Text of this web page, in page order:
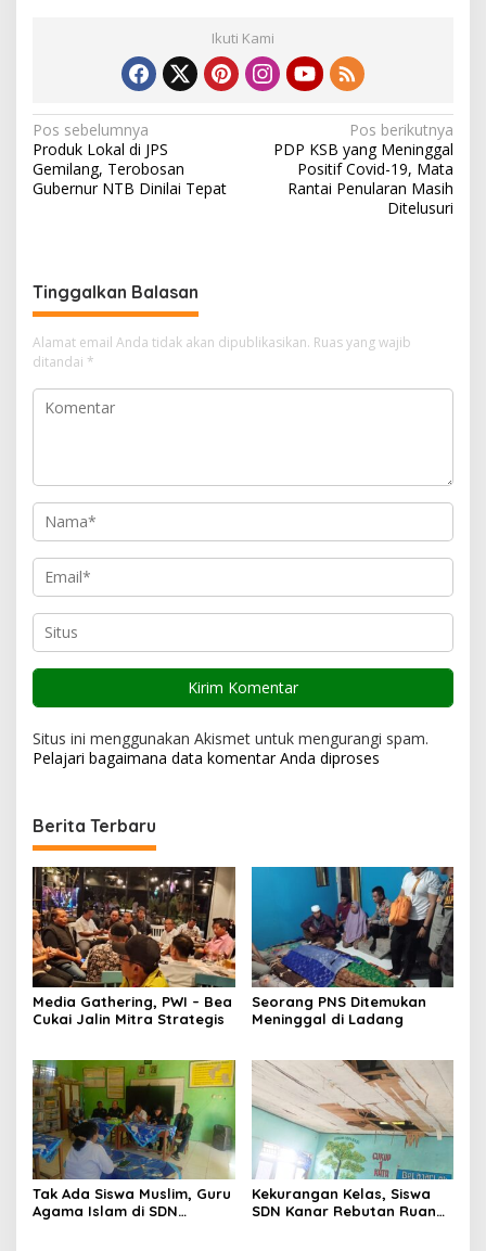
Ikuti Kami
N
a
v
a
s
i
p
o
Pos sebelumnya
Produk Lokal di JPS
Gemilang, Terobosan
Gubernur NTB Dinilai Tepat
Pos berikutnya
PDP KSB yang Meninggal
Positif Covid-19, Mata
Rantai Penularan Masih
Ditelusuri
Tinggalkan Balasan
Alamat email Anda tidak akan dipublikasikan. Ruas yang wajib
ditandai *
Situs ini menggunakan Akismet untuk mengurangi spam.
Pelajari bagaimana data komentar Anda diproses
Berita Terbaru
Media Gathering, PWI – Bea
Cukai Jalin Mitra Strategis
Seorang PNS Ditemukan
Meninggal di Ladang
Tak Ada Siswa Muslim, Guru
Agama Islam di SDN
Kekurangan Kelas, Siswa
SDN Kanar Rebutan Ruang